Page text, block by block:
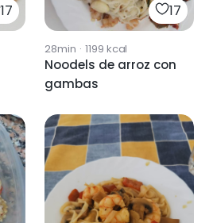
17 17
28min · 1199 kcal
Noodels de arroz con
gambas